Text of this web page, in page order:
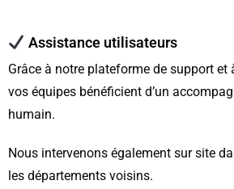
Assistance utilisateurs
Grâce à notre plateforme de support et
vos équipes bénéficient d’un
humain.
Nous intervenons également sur site
les départements voisins.